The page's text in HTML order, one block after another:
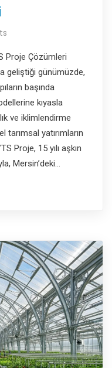
Proje Çözümleri
geliştiği günümüzde,
başında
kıyasla
ve iklimlendirme
tarımsal yatırımların
Proje, 15 yılı aşkın
Mersin’deki…